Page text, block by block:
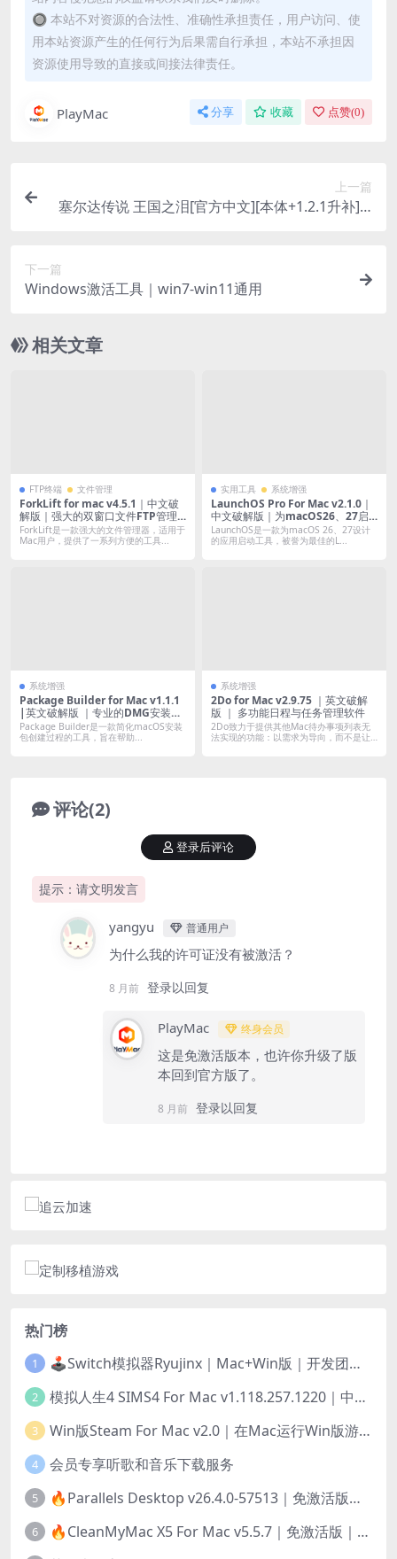
🔘 本站不对资源的合法性、准确性承担责任，用户访问、使
用本站资源产生的任何行为后果需自行承担，本站不承担因
资源使用导致的直接或间接法律责任。
PlayMac 分享 收藏 点赞(0)
上一篇
塞尔达传说 王国之泪[官方中文][本体+1.2.1升补][X
下一篇
Windows激活工具｜win7-win11通用
相关文章
FTP终端 文件管理
ForkLift for mac v4.5.1｜中文破
解版｜强大的双窗口文件FTP管理
器
ForkLift是一款强大的文件管理器，适用于
Mac用户，提供了一系列方便的工具...
实用工具 系统增强
LaunchOS Pro For Mac v2.1.0｜
中文破解版｜为macOS26、27启
用经典的启动台
LaunchOS是一款为macOS 26、27设计
的应用启动工具，被誉为最佳的L...
系统增强
Package Builder for Mac v1.1.1
|英文破解版 ｜专业的DMG安装包
制作工具
Package Builder是一款简化macOS安装
包创建过程的工具，旨在帮助...
系统增强
2Do for Mac v2.9.75 ｜英文破解
版 ｜ 多功能日程与任务管理软件
2Do致力于提供其他Mac待办事项列表无
法实现的功能：以需求为导向，而不是让
评论(2)
提示：请文明发言
登录后评论
yangyu 普通用户
为什么我的许可证没有被激活？
8 月前 登录以回复
PlayMac 终身会员
这是免激活版本，也许你升级了版
本回到官方版了。
8 月前 登录以回复
热门榜
1 🕹️Switch模拟器Ryujinx｜Mac+Win版｜开发团队已解散此乃最后的绝唱版本
2 模拟人生4 SIMS4 For Mac v1.118.257.1220｜中文原生版｜无限金币｜全100DLC
3 Win版Steam For Mac v2.0｜在Mac运行Win版游戏！｜升级GPTK4.0支持！
4 会员专享听歌和音乐下载服务
5 🔥Parallels Desktop v26.4.0-57513｜免激活版｜在Mac上安装Windows/Linux等系统[赠Windows激活]
6 🔥CleanMyMac X5 For Mac v5.5.7｜免激活版｜macOS系统优化/清理神器